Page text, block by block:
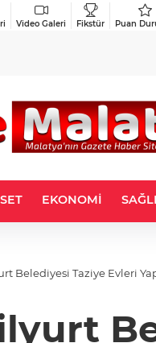
Video Galeri Fikstür Puan
EKONOMİ
Belediyesi Taziye Evleri